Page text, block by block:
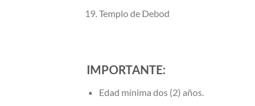
Templo de Debod
IMPORTANTE:
Edad mínima dos (2) años.